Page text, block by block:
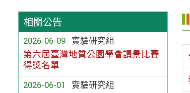
相關公告
2026-06-09
實驗研究組
第六屆臺灣地質公園學會讀景比賽
得獎名單
2026-06-01
實驗研究組